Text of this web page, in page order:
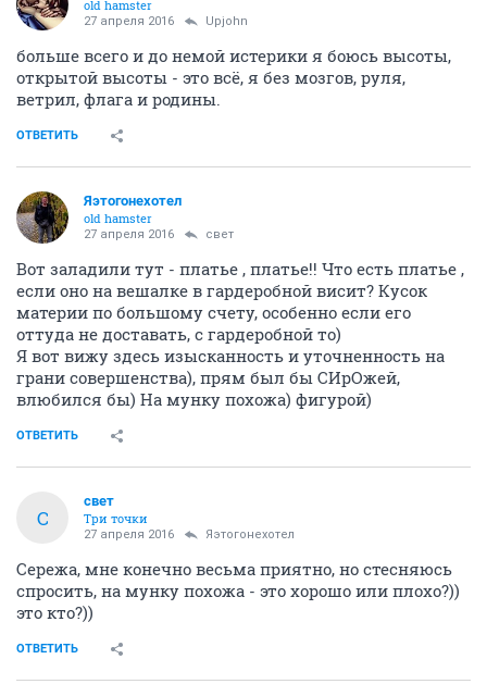
old hamster
27 апреля 2016 Upjohn
больше всего и до немой истерики я боюсь высоты,
открытой высоты - это всё, я без мозгов, руля,
ветрил, флага и родины.
ОТВЕТИТЬ
Яэтогонехотел
old hamster
27 апреля 2016 свет
Вот заладили тут - платье , платье!! Что есть платье ,
если оно на вешалке в гардеробной висит? Кусок
материи по большому счету, особенно если его
оттуда не доставать, с гардеробной то)
Я вот вижу здесь изысканность и уточненность на
грани совершенства), прям был бы СИрОжей,
влюбился бы) На мунку похожа) фигурой)
ОТВЕТИТЬ
С
свет
Три точки
27 апреля 2016 Яэтогонехотел
Сережа, мне конечно весьма приятно, но стесняюсь
спросить, на мунку похожа - это хорошо или плохо?))
это кто?))
ОТВЕТИТЬ